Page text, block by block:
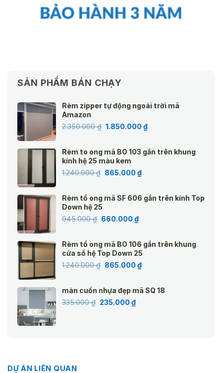
SẢN PHẨM BÁN CHẠY
Rèm zipper tự động ngoài trời mã
Amazon
2.350.000₫ Giá
2.350.000 ₫.
1.850.000₫Giá
là:
Rèm to ong mã BO 103 gắn trên khung
kính hệ 25 màu kem
1.240.000₫ Giá
1.240.000 ₫.
865.000₫Giá
là:
Rèm tổ ong mã SF 606 gắn trên kính Top
Down hệ 25
945.000₫ Giá
945.000 ₫.
660.000₫Giá
là:
660.000 ₫.
Rèm tổ ong mã BO 106 gắn trên khung
cửa sổ hệ Top Down 25
1.240.000₫ Giá
1.240.000 ₫.
865.000₫Giá
là:
màn cuốn nhựa đẹp mã SQ 18
335.000₫ Giá
235.000₫Giá
DỰ ÁN LIÊN QUAN